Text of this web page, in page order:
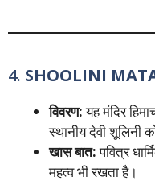
4. SHOOLINI
विवरण:यह मंदिर
स्थानीय देवी शूलिनी
खास बात:पवित्र
महत्व भी रखता है।